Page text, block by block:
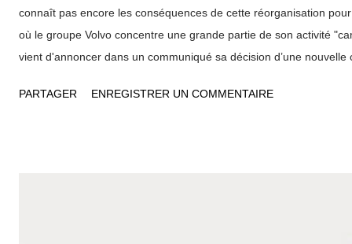
connaît pas encore les conséquences de cette réorganisation
où le groupe Volvo concentre une grande partie de son activité
vient d'annoncer dans un communiqué sa décision d’une nouvelle
font partie du programme global d’amélioration de la performance
PARTAGER ENREGISTRER UN COMMENTAIRE